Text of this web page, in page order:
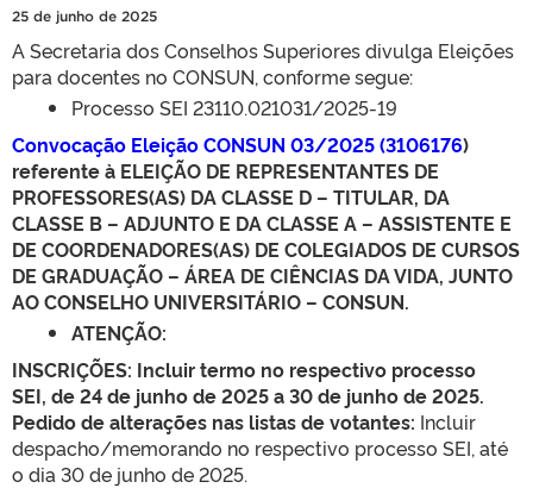
25 de junho de 2025
A Secretaria dos Conselhos Superiores divulga Eleições
para docentes no CONSUN, conforme segue:
Processo SEI 23110.021031/2025-19
Convocação Eleição CONSUN 03/2025 (3106176)
referente à ELEIÇÃO DE REPRESENTANTES DE
PROFESSORES(AS) DA CLASSE D – TITULAR, DA
CLASSE B – ADJUNTO E DA CLASSE A – ASSISTENTE E
DE COORDENADORES(AS) DE COLEGIADOS DE CURSOS
DE GRADUAÇÃO – ÁREA DE CIÊNCIAS DA VIDA, JUNTO
AO CONSELHO UNIVERSITÁRIO – CONSUN.
ATENÇÃO:
INSCRIÇÕES: Incluir termo no respectivo processo
SEI, de24 de junho de 2025 a 30 de junho de 2025.
Pedido de alterações nas listas de votantes: Incluir
despacho/memorando no respectivo processo SEI, até
o dia 30 de junho de 2025.